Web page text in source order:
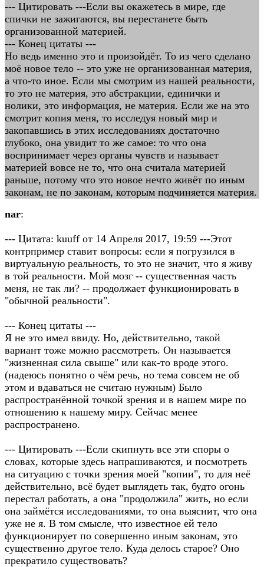
--- Цитировать ---Если вы окажетесь в мире, где
спички не зажигаются, вы перестанете быть
организованной материей.
--- Конец цитаты ---
Но ведь именно это и произойдёт. То из чего сделано
моё новое тело -- это уже не организованная материя,
а что-то иное. Если мы смотрим из нашей реальности,
то это не материя, это абстракции, единички и
нолики, это информация, не материя. Если же на это
смотрит копия меня, то исследуя новый мир и
закопавшись в этих исследованиях достаточно
глубоко, она увидит то же самое: то что она
воспринимает через органы чувств и называет
материей вовсе не то, что она считала материей
раньше, потому что это новое нечто живёт по иным
законам, не по законам, которым подчиняется материя.
nar:
--- Цитата: kuuff от 14 Апреля 2017, 19:59 ---Этот
контрпример ставит вопросы: если я погрузился в
виртуальную реальность, то это не значит, что я живу
в той реальности. Мой мозг -- существенная часть
меня, не так ли? -- продолжает функционировать в
"обычной реальности".
--- Конец цитаты ---
Я не это имел ввиду. Но, действительно, такой
вариант тоже можно рассмотреть. Он называется
"жизненная сила свыше" или как-то вроде этого.
(надеюсь понятно о чём речь, но тема совсем не об
этом и вдаваться не считаю нужным) Было
распространённой точкой зрения и в нашем мире по
отношению к нашему миру. Сейчас менее
распространено.
--- Цитировать ---Если скипнуть все эти споры о
словах, которые здесь напрашиваются, и посмотреть
на ситуацию с точки зрения моей "копии", то для неё
действительно, всё будет выглядеть так, будто огонь
перестал работать, а она "продолжила" жить, но если
она займётся исследованиями, то она выяснит, что она
уже не я. В том смысле, что известное ей тело
функционирует по совершенно иным законам, это
существенно другое тело. Куда делось старое? Оно
прекратило существовать?